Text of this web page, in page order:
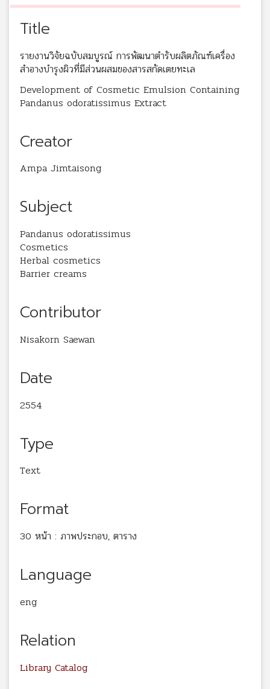
Title
รายงานวิจัยฉบับสมบูรณ์ การพัฒนาตำรับผลิตภัณฑ์เครื่อง
สำอางบำรุงผิวที่มีส่วนผสมของสารสกัดเตยทะเล
Development of Cosmetic Emulsion Containing
Pandanus odoratissimus Extract
Creator
Ampa Jimtaisong
Subject
Pandanus odoratissimus
Cosmetics
Herbal cosmetics
Barrier creams
Contributor
Nisakorn Saewan
Date
2554
Type
Text
Format
30 หน้า : ภาพประกอบ, ตาราง
Language
eng
Relation
Library Catalog